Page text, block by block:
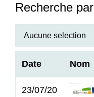
Recherche par
Aucune selection
Date Nom
23/07/20